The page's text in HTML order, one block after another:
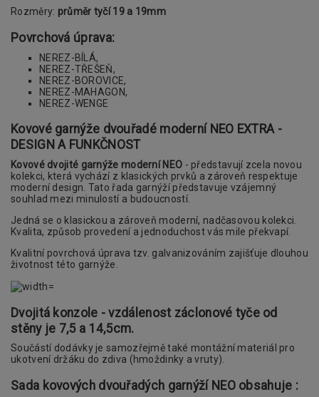
Rozměry: průměr tyčí 19 a 19mm
Povrchová úprava:
NEREZ-BÍLÁ,
NEREZ-TŘEŠEŇ,
NEREZ-BOROVICE,
NEREZ-MAHAGON,
NEREZ-WENGE
Kovové garnýže dvouřadé moderní NEO EXTRA -
DESIGN A FUNKČNOST
Kovové dvojité garnýže moderní NEO - představují zcela novou
kolekci, která vychází z klasických prvků a zároveň respektuje
moderní design. Tato řada garnýží představuje vzájemný
souhlad mezi minulostí a budoucností.
Jedná se o klasickou a zároveň moderní, nadčasovou kolekci.
Kvalita, způsob provedení a jednoduchost vás mile překvapí.
Kvalitní povrchová úprava tzv. galvanizováním zajišťuje dlouhou
životnost této garnýže.
Dvojitá konzole - vzdálenost záclonové tyče od
stěny je 7,5 a 14,5cm.
Součástí dodávky je samozřejmě také montážní materiál pro
ukotvení držáku do zdiva (hmoždinky a vruty).
Sada kovových dvouřadých garnýží NEO obsahuje :